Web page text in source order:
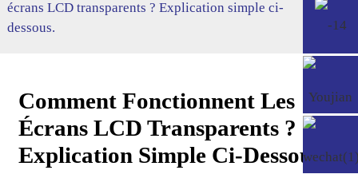
écrans LCD transparents ? Explication simple ci-
dessous.
Comment Fonctionnent Les
Écrans LCD Transparents ?
Explication Simple Ci-Dessous.